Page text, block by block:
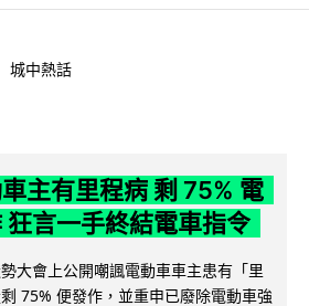
城中熱話
主有里程病 剩 75% 電
狂言一手終結電車指令
大會上公開嘲諷電動車車主患有「里
75% 便發作，並重申已廢除電動車強